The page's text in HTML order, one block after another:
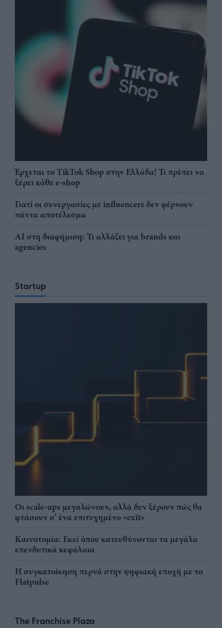
Έρχεται το TikTok Shop στην Ελλάδα! Τι πρέπει να
ξέρει κάθε e-shop
Γιατί οι συνεργασίες με influencers δεν φέρνουν
πάντα αποτέλεσμα
AI στη διαφήμιση: Τι αλλάζει για brands και
agencies
Startup
Οι scale-ups μεγαλώνουν, αλλά δεν ξέρουν πώς θα
φτάσουν σ' ένα επιτυχημένο «exit»
Καινοτομία: Εκεί όπου κατευθύνονται τα μεγάλα
επενδυτικά κεφάλαια
Η συγκατοίκηση περνά στην ψηφιακή εποχή με το
Flatpulse
The Franchise Plaza